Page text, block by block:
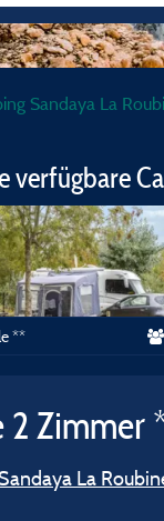
Sandaya La
verfügbare
**
2 Zimmer
La